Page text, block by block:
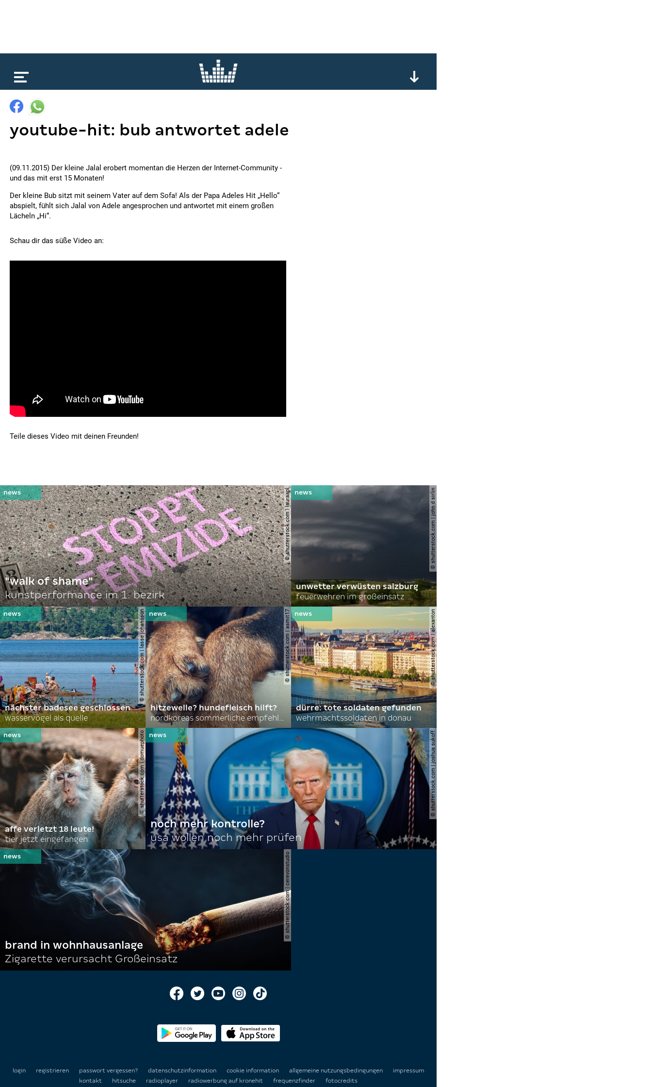
youtube-hit: bub antwortet adele
(09.11.2015) Der kleine Jalal erobert momentan die Herzen der Internet-Community -
und das mit erst 15 Monaten!
Der kleine Bub sitzt mit seinem Vater auf dem Sofa! Als der Papa Adeles Hit „Hello“
abspielt, fühlt sich Jalal von Adele angesprochen und antwortet mit einem großen
Lächeln „Hi“.
Schau dir das süße Video an:
Teile dieses Video mit deinen Freunden!
© shutterstock.com | lauraapl
"walk of shame"
kunstperformance im 1. bezirk
© shutterstock.com | john d sirlin
unwetter verwüsten salzburg
feuerwehren im großeinsatz
© shutterstock.com | lasse johansson
nächster badesee geschlossen
wasservögel als quelle
© shutterstock.com | asmit17
hitzewelle? hundefleisch hilft?
nordkoreas sommerliche empfehlungen
© shutterstock.com | alexanton
dürre: tote soldaten gefunden
wehrmachtssoldaten in donau
© shutterstock.com | domuephoto
affe verletzt 18 leute!
tier jetzt eingefangen
© shutterstock.com | joshua sukoff
noch mehr kontrolle?
usa wollen noch mehr prüfen
© shutterstock.com | cerevonstudio
brand in wohnhausanlage
Zigarette verursacht Großeinsatz
login registrieren passwort vergessen? datenschutzinformation cookie information allgemeine nutzungsbedingungen
impressum
kontakt
hitsuche radioplayer radiowerbung auf kronehit frequenzfinder fotocredits